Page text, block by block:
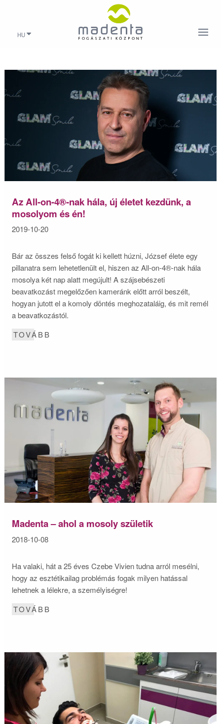
HU
Az All-on-4®-nak hála, új életet kezdünk, a
mosolyom és én!
2019-10-20
Bár az összes felső fogát ki kellett húzni, József élete egy
pillanatra sem lehetetlenült el, hiszen az All-on-4®-nak hála
mosolya két nap alatt megújult! A szájsebészeti
beavatkozást megelőzően kameránk előtt arról beszélt,
hogyan jutott el a komoly döntés meghozataláig, és mit remél
a beavatkozástól.
TOVÁBB
Madenta – ahol a mosoly születik
2018-10-08
Ha valaki, hát a 25 éves Czebe Vivien tudna arról mesélni,
hogy az esztétikailag problémás fogak milyen hatással
lehetnek a lélekre, a személyiségre!
TOVÁBB